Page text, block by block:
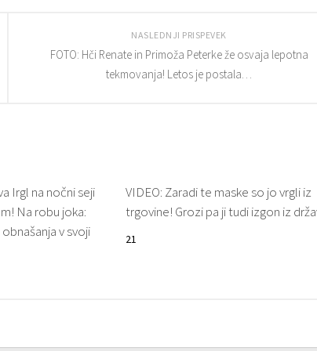
NASLEDNJI PRISPEVEK
FOTO: Hči Renate in Primoža Peterke že osvaja lepotna
tekmovanja! Letos je postala…
Irgl na nočni seji
Na robu joka:
v svoji
VIDEO: Zaradi te maske so jo vrgli iz
trgovine! Grozi pa ji tudi izgon iz
21